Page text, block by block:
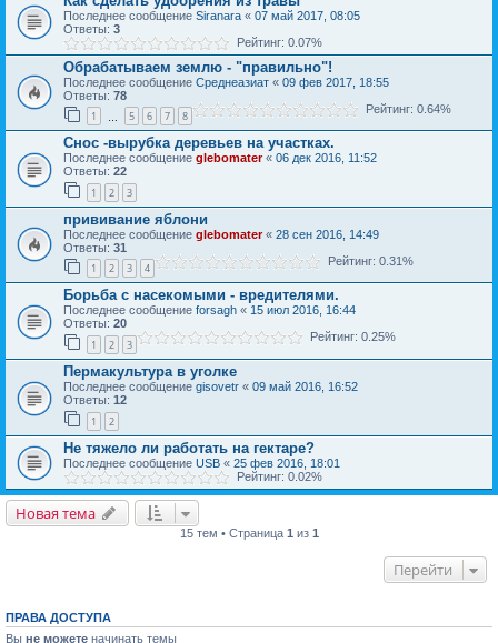
Последнее сообщение Siranara « 07 май 2017, 08:05
Ответы: 3
Рейтинг: 0.07%
Обрабатываем землю - "правильно"!
Последнее сообщение Среднеазиат « 09 фев 2017, 18:55
Ответы: 78
1 5 6 7 8
Рейтинг: 0.64%
Снос -вырубка деревьев на участках.
Последнее сообщение glebomater« 06 дек 2016, 11:52
Ответы: 22
1 2 3
прививание яблони
Последнее сообщение glebomater« 28 сен 2016, 14:49
Ответы: 31
1 2 3 4
Рейтинг: 0.31%
Борьба с насекомыми - вредителями.
Последнее сообщение forsagh « 15 июл 2016, 16:44
Ответы: 20
1 2 3
Рейтинг: 0.25%
Пермакультура в уголке
Последнее сообщение gisovetr « 09 май 2016, 16:52
Ответы: 12
1 2
Не тяжело ли работать на гектаре?
Последнее сообщение USB « 25 фев 2016, 18:01
Рейтинг: 0.02%
Новая тема
15 тем • Страница 1 из 1
Перейти
ПРАВА ДОСТУПА
Вы не можете начинать темы